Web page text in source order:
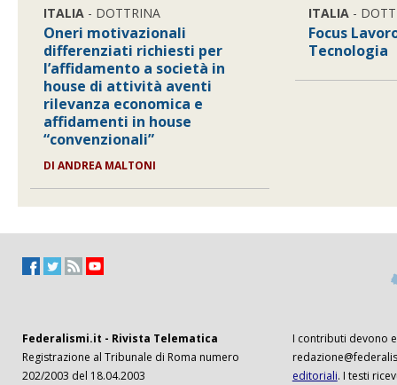
ITALIA - DOTTRINA
Oneri motivazionali
differenziati richiesti per
l’affidamento a società in
house di attività aventi
rilevanza economica e
affidamenti in house
“convenzionali”
DIANDREA MALTONI
ITALIA -
Focus
Tecnologia
Federalismi.it - Rivista Telematica
Registrazione al Tribunale di Roma numero
202/2003 del 18.04.2003
I contributi devono
editoriali. I testi